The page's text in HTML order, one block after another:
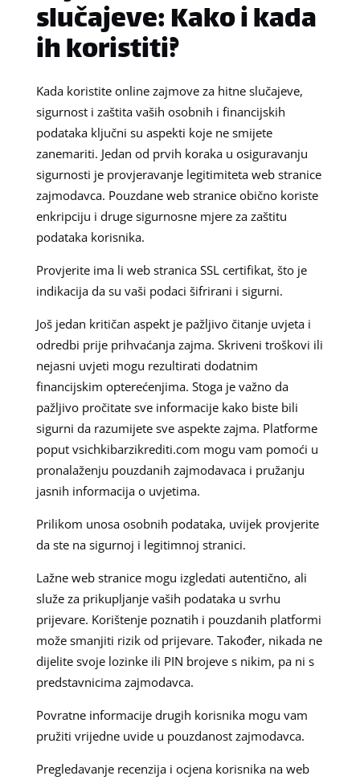
slučajeve: Kako i kada
ih koristiti?
Kada koristite online zajmove za hitne slučajeve,
sigurnost i zaštita vaših osobnih i financijskih
podataka ključni su aspekti koje ne smijete
zanemariti. Jedan od prvih koraka u osiguravanju
sigurnosti je provjeravanje legitimiteta web stranice
zajmodavca. Pouzdane web stranice obično koriste
enkripciju i druge sigurnosne mjere za zaštitu
podataka korisnika.
Provjerite ima li web stranica SSL certifikat, što je
indikacija da su vaši podaci šifrirani i sigurni.
Još jedan kritičan aspekt je pažljivo čitanje uvjeta i
odredbi prije prihvaćanja zajma. Skriveni troškovi ili
nejasni uvjeti mogu rezultirati dodatnim
financijskim opterećenjima. Stoga je važno da
pažljivo pročitate sve informacije kako biste bili
sigurni da razumijete sve aspekte zajma. Platforme
poput vsichkibarzikrediti.com mogu vam pomoći u
pronalaženju pouzdanih zajmodavaca i pružanju
jasnih informacija o uvjetima.
Prilikom unosa osobnih podataka, uvijek provjerite
da ste na sigurnoj i legitimnoj stranici.
Lažne web stranice mogu izgledati autentično, ali
služe za prikupljanje vaših podataka u svrhu
prijevare. Korištenje poznatih i pouzdanih platformi
može smanjiti rizik od prijevare. Također, nikada ne
dijelite svoje lozinke ili PIN brojeve s nikim, pa ni s
predstavnicima zajmodavca.
Povratne informacije drugih korisnika mogu vam
pružiti vrijedne uvide u pouzdanost zajmodavca.
Pregledavanje recenzija i ocjena korisnika na web